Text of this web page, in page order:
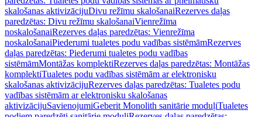
skalošanas aktivizācijuDivu režīmu skalošanaiRezerves daļas
paredzētas: Divu režīmu skalošanaiVienrežīma
noskalošanaiRezerves daļas paredzētas: Vienrežīma
noskalošanaiPiederumi tualetes podu vadības sistēmāmRezerves
daļas paredzētas: Piederumi tualetes podu vadības
sistēmāmMontāžas komplektiRezerves daļas paredzētas: Montāžas
komplektiTualetes podu vadības sistēmām ar elektronisku
skalošanas aktivizācijuRezerves daļas paredzētas: Tualetes podu
vadības sistēmām ar elektronisku skalošanas
aktivizācijuSavienojumiGeberit Monolith sanitārie moduļiTualetes